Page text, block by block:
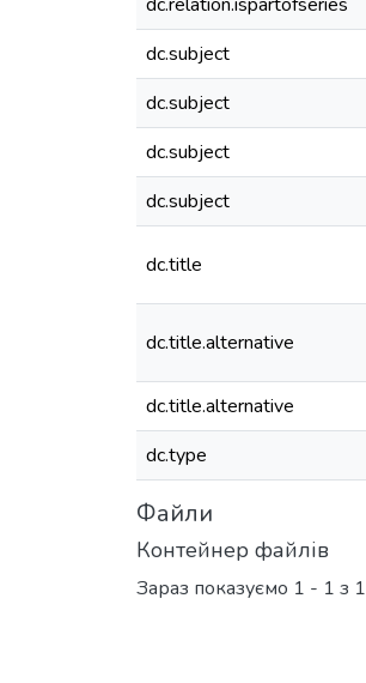
dc.subject
dc.subject
dc.subject
dc.subject
dc.title
dc.title.alternative
dc.title.alternative
dc.type
Файли
Контейнер файлів
Зараз показуємо 1 - 1 з 1